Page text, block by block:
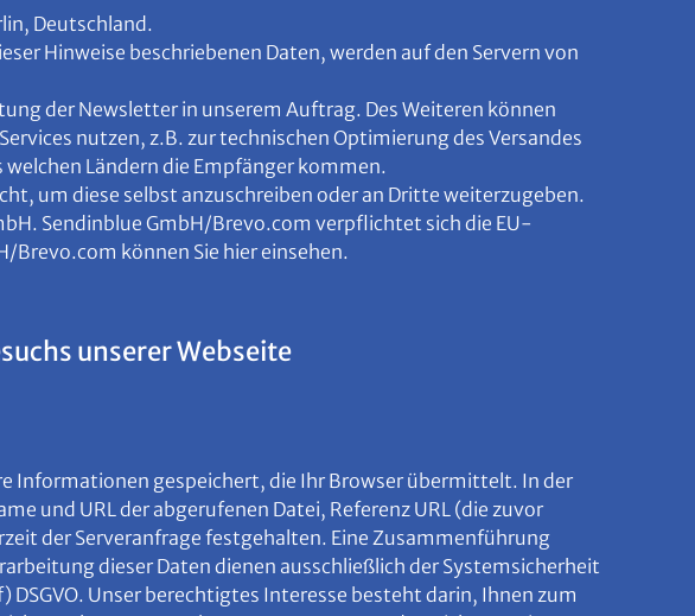
Deutschland.
Hinweise beschriebenen Daten, werden auf den Servern von
der Newsletter in unserem Auftrag. Des Weiteren können
nutzen, z.B. zur technischen Optimierung des Versandes
Ländern die Empfänger kommen.
um diese selbst anzuschreiben oder an Dritte weiterzugeben.
Sendinblue GmbH/Brevo.com verpflichtet sich die EU-
können Sie hier einsehen.
unserer Webseite
Informationen gespeichert, die Ihr Browser übermittelt. In der
und URL der abgerufenen Datei, Referenz URL (die zuvor
der Serveranfrage festgehalten. Eine Zusammenführung
dieser Daten dienen ausschließlich der Systemsicherheit
Unser berechtigtes Interesse besteht darin, Ihnen zum